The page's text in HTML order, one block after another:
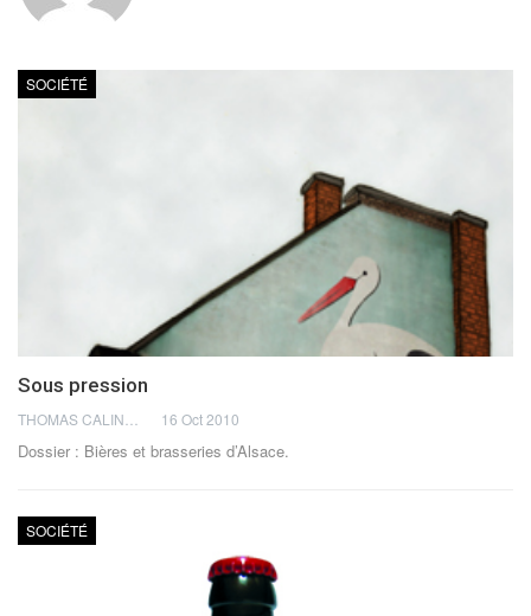
SOCIÉTÉ
Sous pression
16 Oct 2010
Dossier : Bières et brasseries d’Alsace.
SOCIÉTÉ